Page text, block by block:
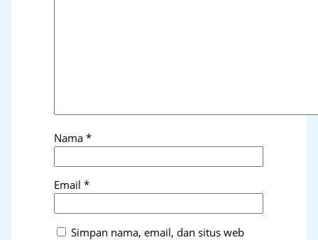
Nama*
Email*
Simpan nama, email, dan situs web